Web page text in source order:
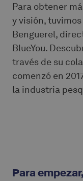
Para obtener
y visión,
Benguerel,
BlueYou.
través de su
comenzó en
la industria
Para